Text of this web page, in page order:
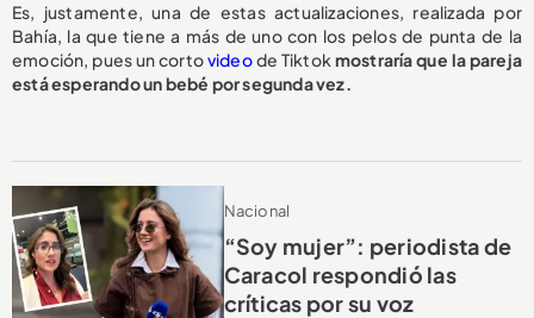
Es, justamente, una de estas actualizaciones, realizada por
Bahía, la que tiene a más de uno con los pelos de punta de la
emoción, pues un cortovideode Tiktok mostraría que la pareja
está esperando un bebé por segunda vez.
Nacional
“Soy mujer”: periodista de
Caracol respondió las
críticas por su voz